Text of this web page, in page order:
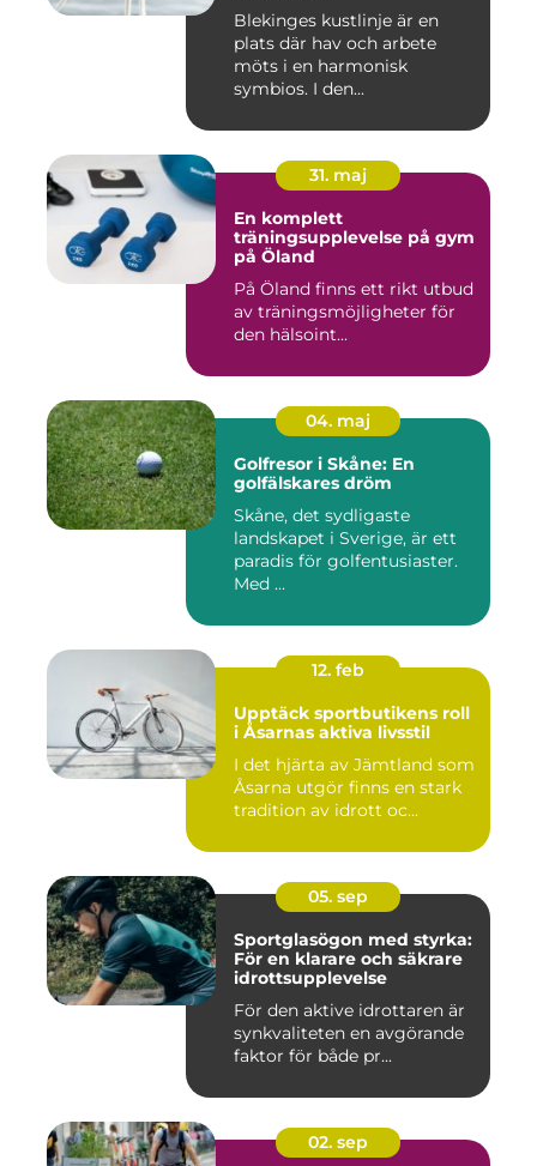
Blekinges kustlinje är en
plats där hav och arbete
möts i en harmonisk
symbios. I den...
31. maj
En komplett
träningsupplevelse på gym
på Öland
På Öland finns ett rikt utbud
av träningsmöjligheter för
den hälsoint...
04. maj
Golfresor i Skåne: En
golfälskares dröm
Skåne, det sydligaste
landskapet i Sverige, är ett
paradis för golfentusiaster.
Med ...
12. feb
Upptäck sportbutikens roll
i Åsarnas aktiva livsstil
I det hjärta av Jämtland som
Åsarna utgör finns en stark
tradition av idrott oc...
05. sep
Sportglasögon med styrka:
För en klarare och säkrare
idrottsupplevelse
För den aktive idrottaren är
synkvaliteten en avgörande
faktor för både pr...
02. sep